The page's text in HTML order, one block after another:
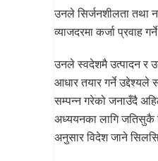
उनले सिर्जनशीलता तथा
व्याजदरमा कर्जा प्रवाह
उनले स्वदेशमै उत्पादन र
आधार तयार गर्ने उद्देश्यले
सम्पन्न गरेको जनाउँदै
अध्ययनका लागि जतिसुकै
अनुसार विदेश जाने